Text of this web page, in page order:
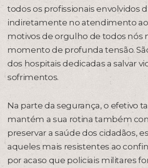
todos os profissionais envolvidos
indiretamente no atendimento
motivos de orgulho de todos nós
momento de profunda tensão.
dos hospitais dedicadas a salvar
sofrimentos.
Na parte da segurança, o efetivo
mantém a sua rotina também
preservar a saúde dos cidadãos,
aqueles mais resistentes ao
por acaso que policiais militares